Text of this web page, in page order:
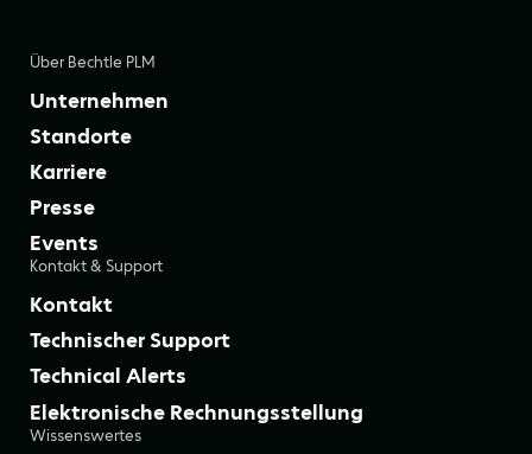
Über Bechtle PLM
Unternehmen
Standorte
Karriere
Presse
Events
Kontakt & Support
Kontakt
Technischer Support
Technical Alerts
Elektronische Rechnungsstellung
Wissenswertes